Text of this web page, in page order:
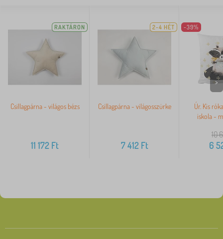
RAKTÁRON
Csillagpárna - világos bézs
11 172 Ft
2-4 HÉT
Csillagpárna - világosszürke
7 412Ft
-39%
Úr. Kis
iskola -
10
6
>